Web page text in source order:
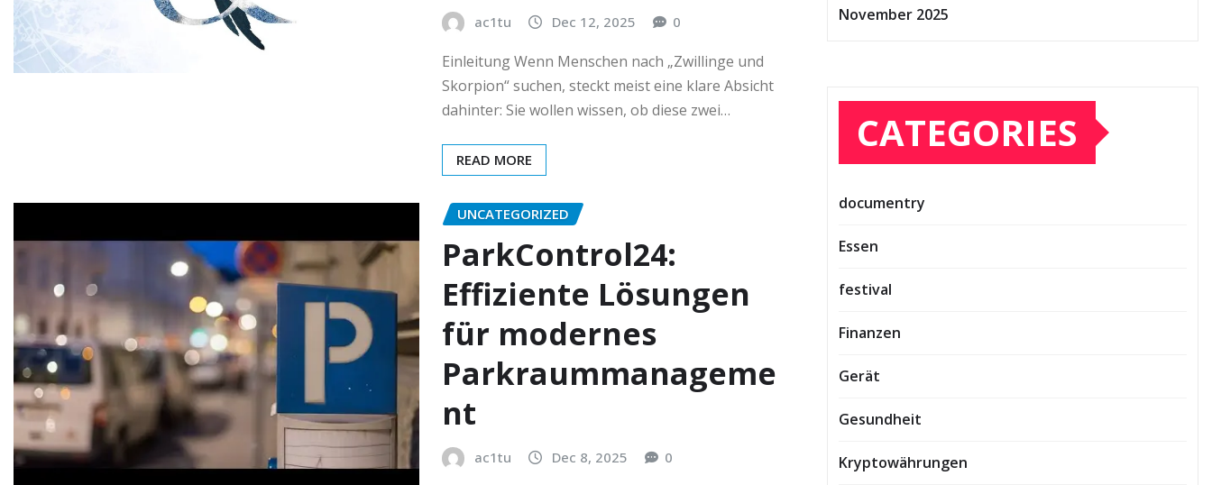
ac1tu Dec 12, 2025 0
Einleitung Wenn Menschen nach „Zwillinge und
Skorpion“ suchen, steckt meist eine klare Absicht
dahinter: Sie wollen wissen, ob diese zwei…
READ MORE
UNCATEGORIZED
ParkControl24:
Effiziente Lösungen
für modernes
Parkraummanageme
nt
ac1tu Dec 8, 2025 0
November 2025
CATEGORIES
documentry
Essen
festival
Finanzen
Gerät
Gesundheit
Kryptowährungen